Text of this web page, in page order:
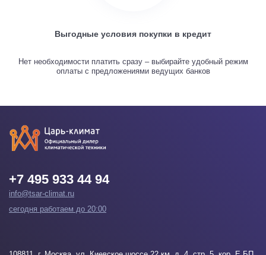
Выгодные условия покупки в кредит
Нет необходимости платить сразу – выбирайте удобный режим
оплаты с предложениями ведущих банков
+7 495 933 44 94
info@tsar-climat.ru
сегодня работаем до 20:00